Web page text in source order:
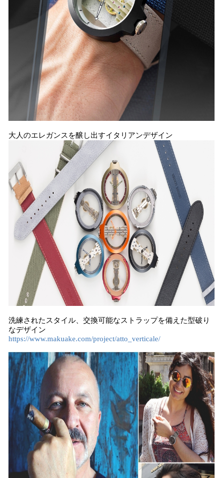
大人のエレガンスを醸し出すイタリアンデザイン
洗練されたスタイル、交換可能なストラップを備えた型破り
なデザイン
https://www.makuake.com/project/atto_verticale/